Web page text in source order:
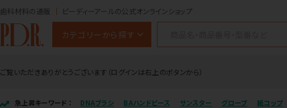
歯科材料の通販 ピーディーアールの公式オンラインショップ
カテゴリーから探す
ご覧いただきありがとうございます（ログインは右上のボタンから）
急上昇キーワード ： DNAブラシ BAハンドピース サンスター グローブ 紙コップ